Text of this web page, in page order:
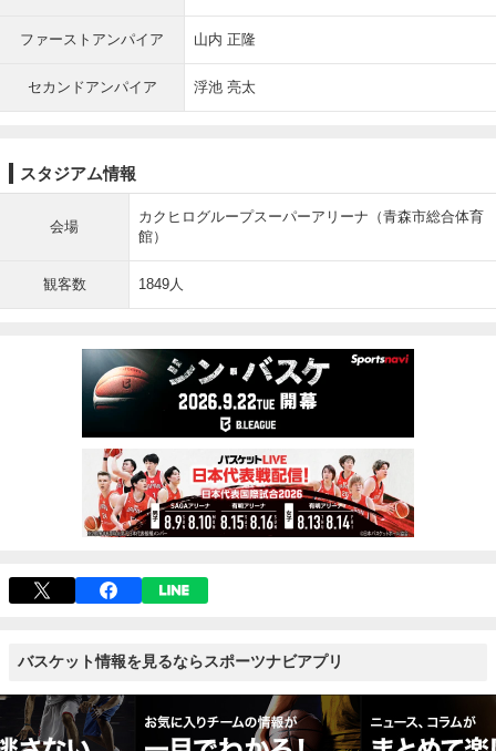
バスケット情報を見るならスポーツナビアプリ